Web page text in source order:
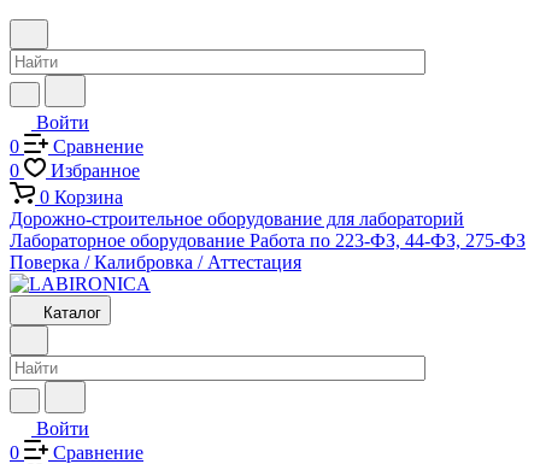
Войти
0
Сравнение
0
Избранное
0 Корзина
Дорожно-строительное оборудование для лабораторий
Лабораторное оборудование Работа по 223-ФЗ, 44-ФЗ, 275-ФЗ
Поверка / Калибровка / Аттестация
Каталог
Войти
0
Сравнение